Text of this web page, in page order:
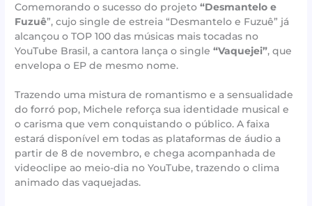
Comemorando o sucesso do projeto“Desmantelo e
Fuzuê”, cujo single de estreia “Desmantelo e Fuzuê” já
alcançou o TOP 100 das músicas mais tocadas no
YouTube Brasil, a cantora lança o single“Vaquejei”, que
envelopa o EP de mesmo nome.
Trazendo uma mistura de romantismo e a sensualidade
do forró pop, Michele reforça sua identidade musical e
o carisma que vem conquistando o público. A faixa
estará disponível em todas as plataformas de áudio a
partir de 8 de novembro, e chega acompanhada de
videoclipe ao meio-dia no YouTube, trazendo o clima
animado das vaquejadas.